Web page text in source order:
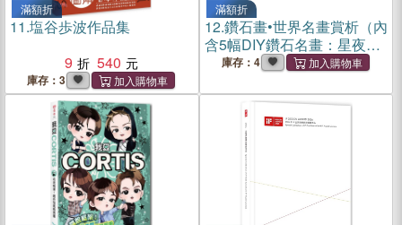
滿額折
11.塩谷歩波作品集
9
540
庫存：3
滿額折
12.鑽石畫•世界名畫賞析（內
含5幅DIY鑽石名畫：星夜、
向日葵、吶喊、神奈川衝浪
庫存：4